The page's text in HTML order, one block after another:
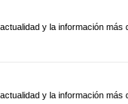
y la información más
y la información más